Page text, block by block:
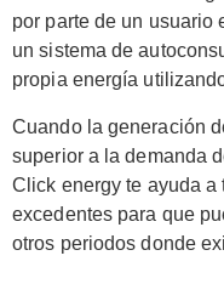
por parte de un usuario
un sistema de
propia energía
Cuando la generación
superior a la demanda
Click energy te ayuda
excedentes para que
otros periodos donde